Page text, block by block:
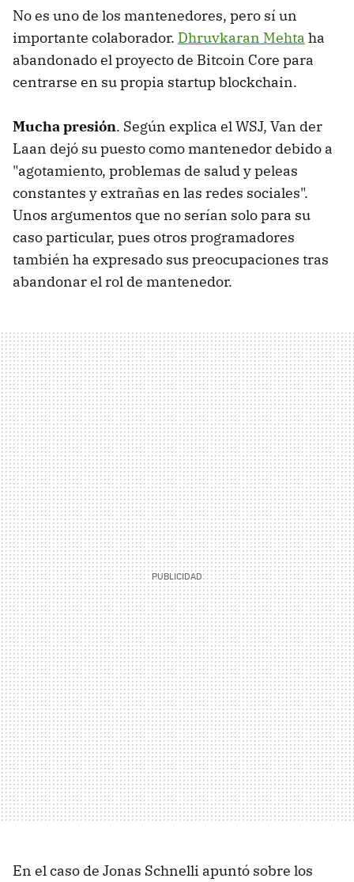
No es uno de los mantenedores, pero sí un
importante colaborador. Dhruvkaran Mehta ha
abandonado el proyecto de Bitcoin Core para
centrarse en su propia startup blockchain.
Mucha presión. Según explica el WSJ, Van der
Laan dejó su puesto como mantenedor debido a
"agotamiento, problemas de salud y peleas
constantes y extrañas en las redes sociales".
Unos argumentos que no serían solo para su
caso particular, pues otros programadores
también ha expresado sus preocupaciones tras
abandonar el rol de mantenedor.
En el caso de Jonas Schnelli apuntó sobre los